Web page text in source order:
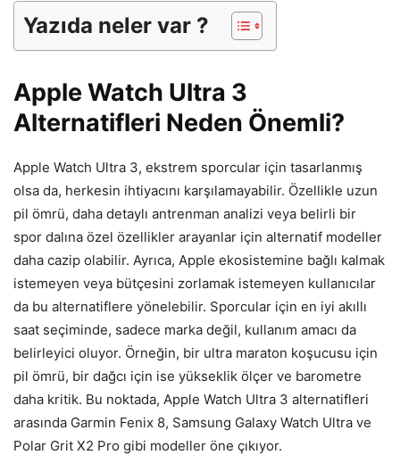
Yazıda neler var ?
Apple Watch Ultra 3
Alternatifleri Neden Önemli?
Apple Watch Ultra 3, ekstrem sporcular için tasarlanmış
olsa da, herkesin ihtiyacını karşılamayabilir. Özellikle uzun
pil ömrü, daha detaylı antrenman analizi veya belirli bir
spor dalına özel özellikler arayanlar için alternatif modeller
daha cazip olabilir. Ayrıca, Apple ekosistemine bağlı kalmak
istemeyen veya bütçesini zorlamak istemeyen kullanıcılar
da bu alternatiflere yönelebilir. Sporcular için en iyi akıllı
saat seçiminde, sadece marka değil, kullanım amacı da
belirleyici oluyor. Örneğin, bir ultra maraton koşucusu için
pil ömrü, bir dağcı için ise yükseklik ölçer ve barometre
daha kritik. Bu noktada, Apple Watch Ultra 3 alternatifleri
arasında Garmin Fenix 8, Samsung Galaxy Watch Ultra ve
Polar Grit X2 Pro gibi modeller öne çıkıyor.